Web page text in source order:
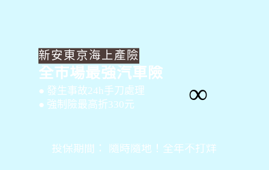
新安東京海上產險
全市場最強汽車險
● 發生事故24h手刀處理
● 強制險最高折330元
投保期間： 隨時隨地！全年不打烊
∞